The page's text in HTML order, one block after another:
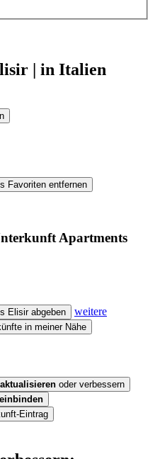
| in Italien
Favoriten entfernen
Apartments
Elisir abgeben
weitere
in meiner Nähe
aktualisieren oder verbessern
einbinden
Eintrag